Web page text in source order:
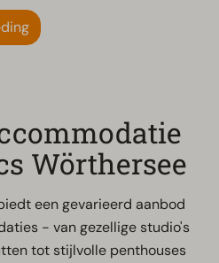
Wörthersee
een gevarieerd aanbod
- van gezellige studio's
tot stijlvolle penthouses